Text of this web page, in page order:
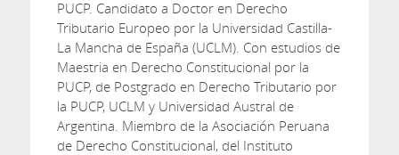
PUCP. Candidato a Doctor en Derecho
Tributario Europeo por la Universidad Castilla-
La Mancha de España (UCLM). Con estudios de
Maestria en Derecho Constitucional por la
PUCP, de Postgrado en Derecho Tributario por
la PUCP, UCLM y Universidad Austral de
Argentina. Miembro de la Asociación Peruana
de Derecho Constitucional, del Instituto